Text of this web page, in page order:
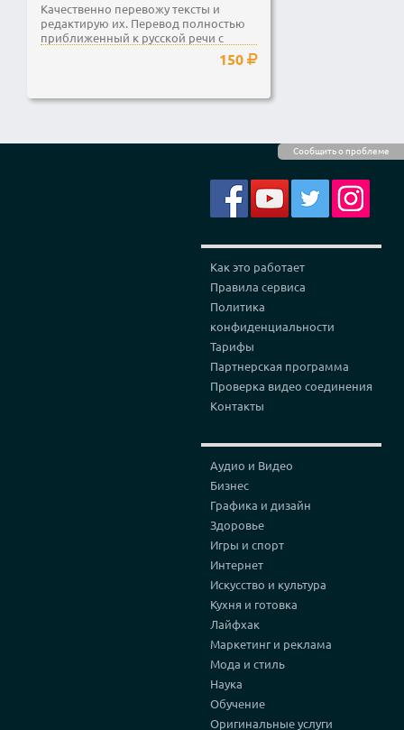
Сообщить о проблеме
Качественно перевожу тексты и
редактирую их. Перевод полностью
приближенный к русской речи с
150
Как это работает
Правила сервиса
Политика
конфиденциальности
Тарифы
Партнерская программа
Проверка видео соединения
Контакты
Аудио и Видео
Бизнес
Графика и дизайн
Здоровье
Игры и спорт
Интернет
Искусство и культура
Кухня и готовка
Лайфхак
Маркетинг и реклама
Мода и стиль
Наука
Обучение
Оригинальные услуги